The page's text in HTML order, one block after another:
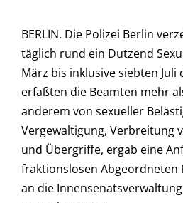
BERLIN. Die Polizei Berlin
täglich rund ein Dutzend
März bis inklusive siebten Juli
erfaßten die Beamten mehr
anderem von sexueller
Vergewaltigung, Verbreitung
und Übergriffe, ergab eine
fraktionslosen Abgeordneten
an die